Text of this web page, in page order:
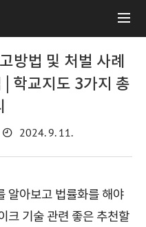
방법 및 처벌 사례
| 학교지도 3가지 총
2024. 9. 11.
알아보고 법률화를 해야
크 기술 관련 좋은 추천할